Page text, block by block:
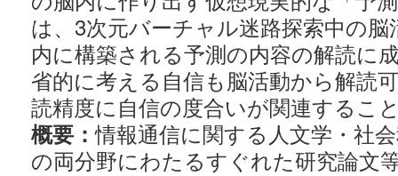
は、3次元バーチャル迷路探索中の
内に構築される予測の内容の解読に
省的に考える自信も脳活動から解読
読精度に自信の度合いが関連するこ
概要：情報通信に関する人文学・社
の両分野にわたるすぐれた研究論文